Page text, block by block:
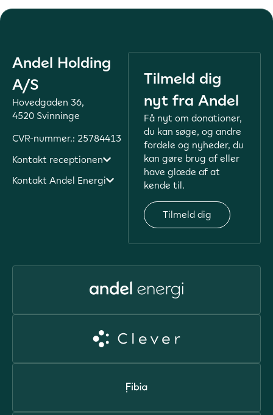
Andel Holding
A/S
Hovedgaden 36,
4520 Svinninge
CVR-nummer.: 25784413
Kontakt receptionen
Kontakt Andel Energi
Tilmeld dig
nyt fra Andel
Få nyt om donationer,
du kan søge, og andre
fordele og nyheder, du
kan gøre brug af eller
have glæde af at
kende til.
Tilmeld dig